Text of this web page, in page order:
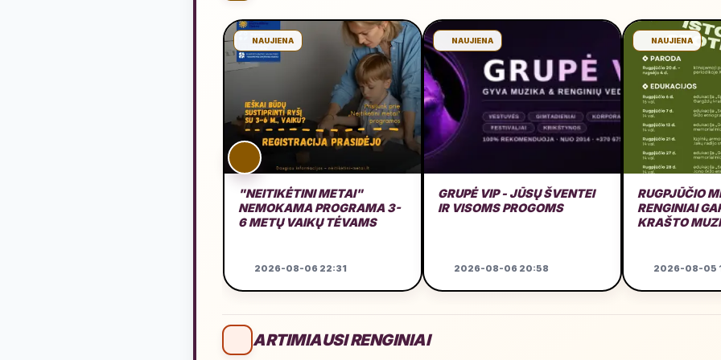
NAUJIENA
"NEITIKĖTINI METAI"
NEMOKAMA PROGRAMA 3-
6 METŲ VAIKŲ TĖVAMS
2026-08-06 22:31
NAUJIENA
GRUPĖ VIP - JŪSŲ ŠVENTEI
IR VISOMS PROGOMS
2026-08-06 20:58
NAUJIENA
RUGPJŪČIO
RENGINIAI
KRAŠTO
2026-08-05
ARTIMIAUSI RENGINIAI